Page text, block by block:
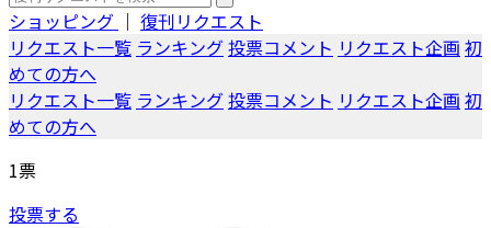
ショッピング ｜ 復刊リクエスト
リクエスト一覧 ランキング投票コメント リクエスト企画 初
めての方へ
リクエスト一覧 ランキング投票コメント リクエスト企画 初
めての方へ
1票
投票する